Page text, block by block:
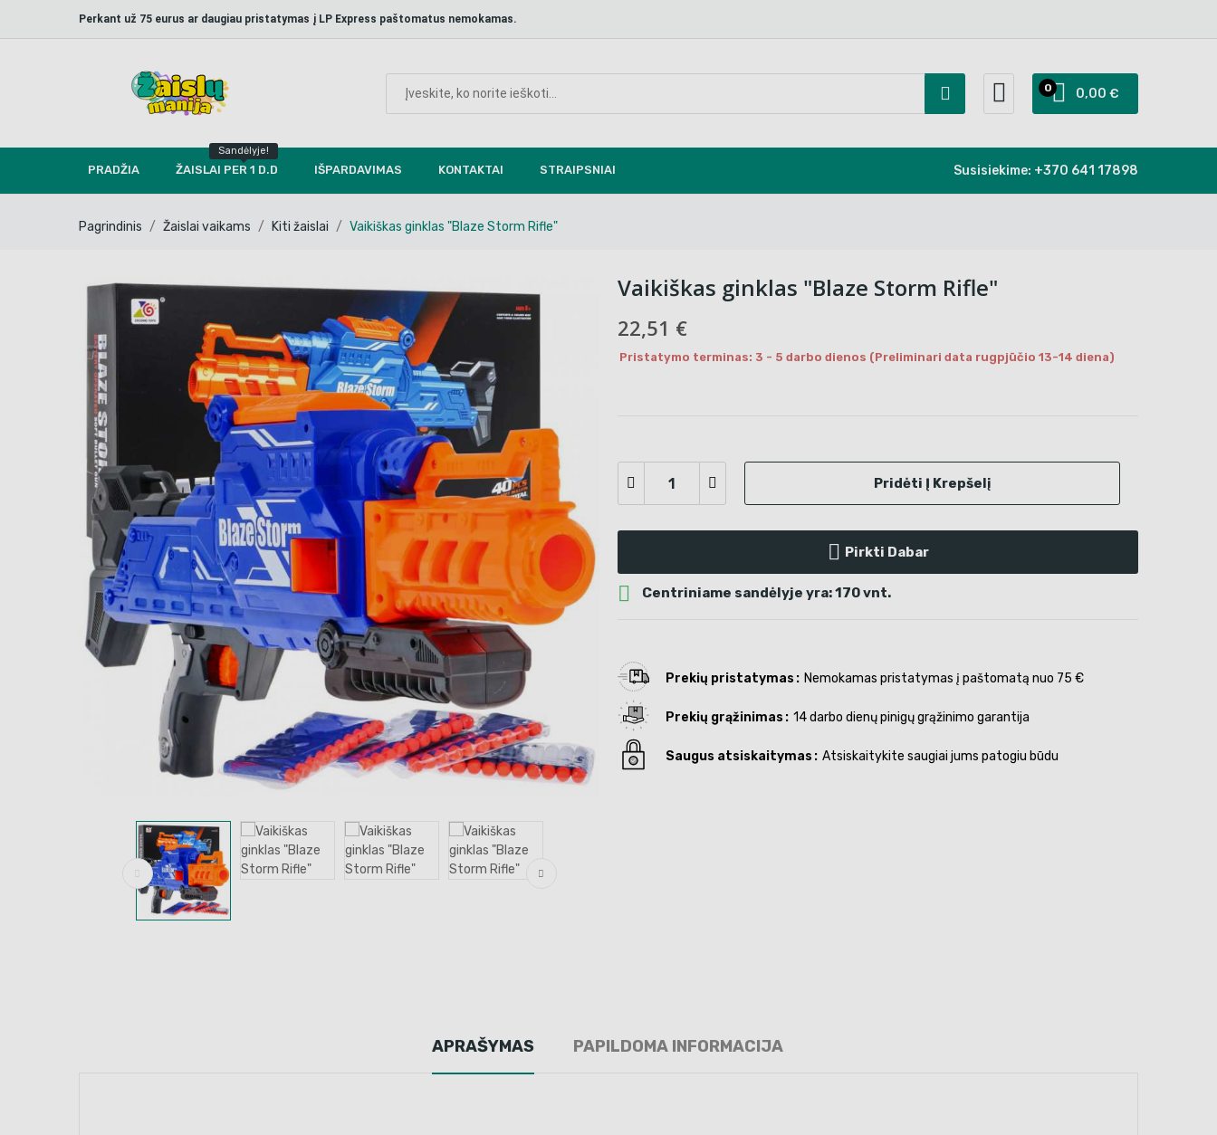
Perkant už 75 eurus ar daugiau pristatymas į LP Express paštomatus nemokamas.
0,00 €
0
PRADŽIA ŽAISLAI PER 1 D.D
Sandėlyje!
IŠPARDAVIMAS KONTAKTAI STRAIPSNIAI Susisiekime: +370 641 17898
Pagrindinis Žaislai vaikams Kiti žaislai Vaikiškas ginklas "Blaze Storm Rifle"
Vaikiškas ginklas "Blaze Storm Rifle"
22,51 €
Pristatymo terminas: 3 - 5 darbo dienos (Preliminari data rugpjūčio 13-14 diena)
Pridėti Į Krepšelį
Pirkti Dabar
 Centriniame sandėlyje yra: 170 vnt.
Prekių pristatymas Nemokamas pristatymas į paštomatą nuo 75 €
Prekių grąžinimas 14 darbo dienų pinigų grąžinimo garantija
Saugus atsiskaitymas Atsiskaitykite saugiai jums patogiu būdu
APRAŠYMAS PAPILDOMA INFORMACIJA